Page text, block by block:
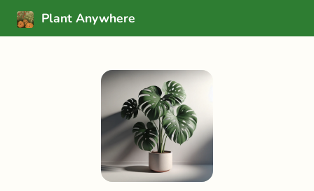
Plant Anywhere